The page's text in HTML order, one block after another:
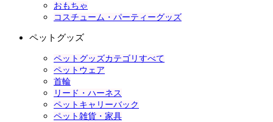
おもちゃ
コスチューム・パーティーグッズ
ペットグッズ
ペットグッズカテゴリすべて
ペットウェア
首輪
リード・ハーネス
ペットキャリーバック
ペット雑貨・家具